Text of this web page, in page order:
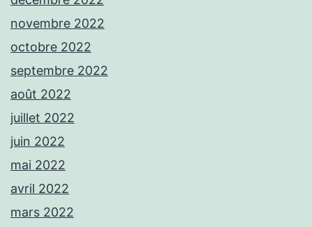
novembre 2022
octobre 2022
septembre 2022
août 2022
juillet 2022
juin 2022
mai 2022
avril 2022
mars 2022